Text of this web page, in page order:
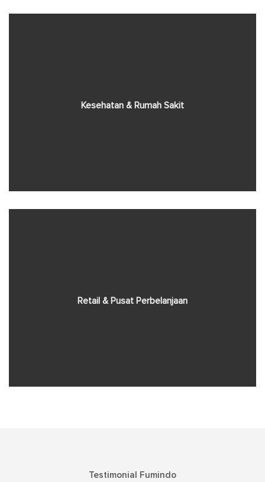
Kesehatan & Rumah Sakit
Retail & Pusat Perbelanjaan
Testimonial Fumindo